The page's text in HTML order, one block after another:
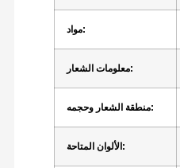
مواد:
معلومات الشعار:
منطقة الشعار وحجمه:
الألوان المتاحة: